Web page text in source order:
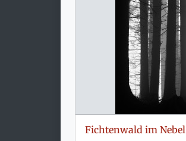
Fichtenwald im Nebel